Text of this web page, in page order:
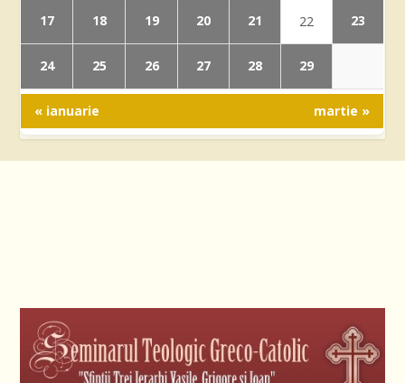
17 18 19 20 21 22 23
24 25 26 27 28 29
« ianuarie martie »